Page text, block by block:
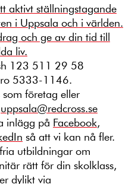
aktivt ställningstagande
i Uppsala och i världen.
och ge av din tid till
liv.
123 511 29 58
5333-1146.
företag eller
uppsala@redcross.se
inlägg på Facebook,
så att vi kan nå fler.
utbildningar om
rätt för din skolklass,
dylikt via